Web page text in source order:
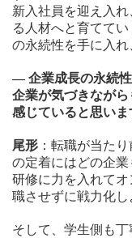
新入社員を迎え入
る人材へと育てて
の永続性を手に入れ
― 企業成長の永続
企業が気づきなが
感じていると思いま
尾形 ：転職が当た
の定着にはどの企業
研修に力を入れて
職させずに戦力化し
そして、学生側も